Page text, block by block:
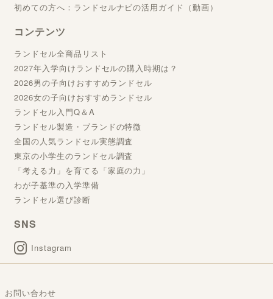
初めての方へ：ランドセルナビの活用ガイド（動画）
コンテンツ
ランドセル全商品リスト
2027年入学向けランドセルの購入時期は？
2026男の子向けおすすめランドセル
2026女の子向けおすすめランドセル
ランドセル入門Q＆A
ランドセル製造・ブランドの特徴
全国の人気ランドセル実態調査
東京の小学生のランドセル調査
「考える力」を育てる「家庭の力」
わが子基準の入学準備
ランドセル選び診断
SNS
Instagram
お問い合わせ